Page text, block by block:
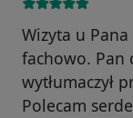
Wizyta u
fachowo. Pan
wytłumaczył
Polecam